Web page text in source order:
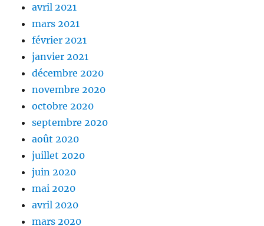
avril 2021
mars 2021
février 2021
janvier 2021
décembre 2020
novembre 2020
octobre 2020
septembre 2020
août 2020
juillet 2020
juin 2020
mai 2020
avril 2020
mars 2020